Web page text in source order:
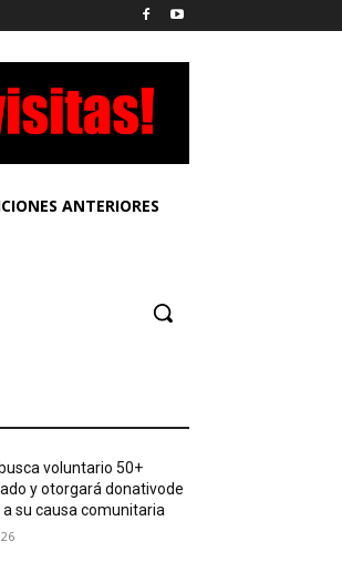
ANTERIORES
voluntario 50+
y otorgará donativode
a su causa comunitaria